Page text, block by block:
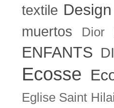
textile
muertos Dior
ENFANTS
Ecosse
Eglise Saint